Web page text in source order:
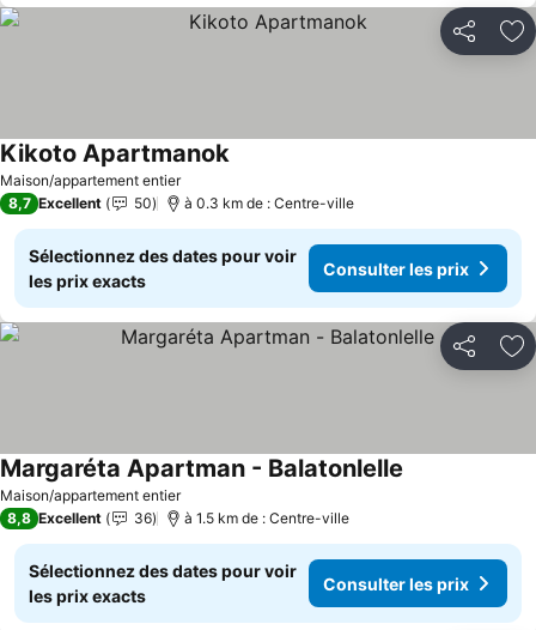
Partager
Maison/appartement entier
Kikoto ApartmanokConsulter les prix
8,7 Excellent 50 à 0.3 km de : Centre-ville
Sélectionnez des dates pour voir
les prix exacts
Consulter les prix
Partager
Maison/appartement entier
Margaréta Apartman - Balatonlelle
8,8 Excellent 36 à 1.5 km de : Centre-ville
Sélectionnez des dates pour voir
les prix exacts
Consulter les prix